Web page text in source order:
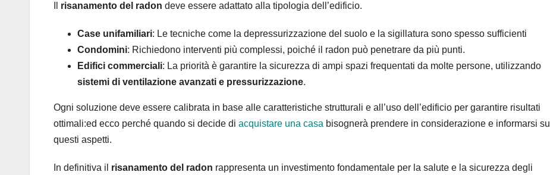
risanamento del radon deve essere adattato alla tipologia dell’edificio.
Case unifamiliari: Le tecniche come la depressurizzazione del suolo e la sigillatura sono spesso sufficienti
Condomini: Richiedono interventi più complessi, poiché il radon può penetrare da più punti.
Edifici commerciali: La priorità è garantire la sicurezza di ampi spazi frequentati da molte persone, utilizzando
sistemi di ventilazione avanzati e pressurizzazione.
Ogni soluzione deve essere calibrata in base alle caratteristiche strutturali e all’uso dell’edificio per garantire risultati
ottimali:ed ecco perché quando si decide di acquistare una casa bisognerà prendere in considerazione e informarsi su
questi aspetti.
In definitiva il risanamento del radon rappresenta un investimento fondamentale per la salute e la sicurezza degli